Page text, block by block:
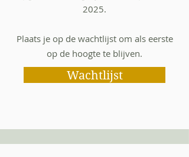
2025.
Plaats je op de wachtlijst om als eerste
op de hoogte te blijven.
Wachtlijst